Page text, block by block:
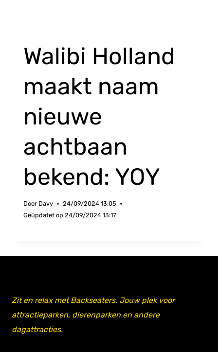
Walibi Holland
maakt naam
nieuwe
achtbaan
bekend: YOY
Door Davy
24/09/2024 13:05
Geüpdatet op 24/09/2024 13:17
Zit en relax met Backseaters. Jouw plek voor
attractieparken, dierenparken en andere
dagattracties.